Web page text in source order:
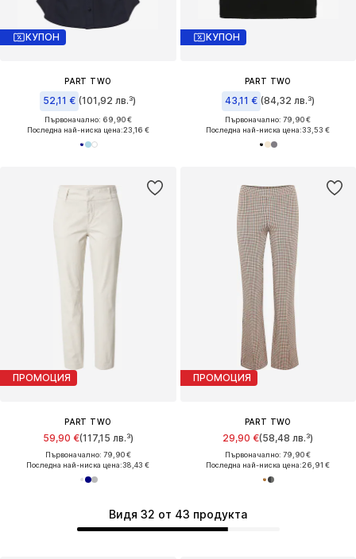
Видя 32 от 43 продукта
КУПОН
PART TWO
52,11 € (101,92 лв.³)
Първоначално: 69,90 €
Последна най-ниска цена:23,16 €
КУПОН
PART TWO
43,11 € (84,32 лв.³)
Първоначално: 79,90 €
Последна най-ниска цена:33,53 €
ПРОМОЦИЯ
PART TWO
59,90 €(117,15 лв.³)
Първоначално: 79,90 €
Последна най-ниска цена:38,43 €
ПРОМОЦИЯ
PART TWO
29,90 €(58,48 лв.³)
Първоначално: 79,90 €
Последна най-ниска цена:26,91 €